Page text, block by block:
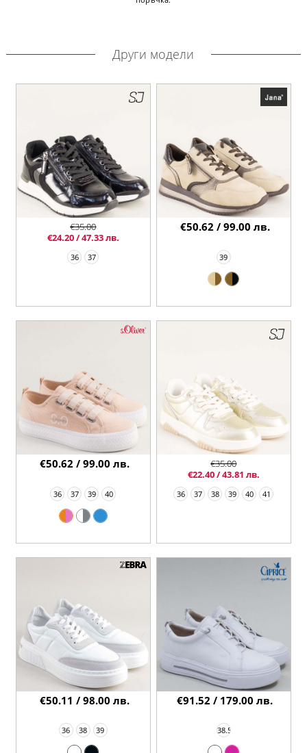
Други модели
36 37
€35.00
€24.20 / 47.33 лв.
39
€50.62 / 99.00 лв.
36 37 39 40
€50.62 / 99.00 лв.
36 37 38 39 40 41
€35.00
€22.40 / 43.81 лв.
36 38 39
€50.11 / 98.00 лв.
38.5
€91.52 / 179.00 лв.